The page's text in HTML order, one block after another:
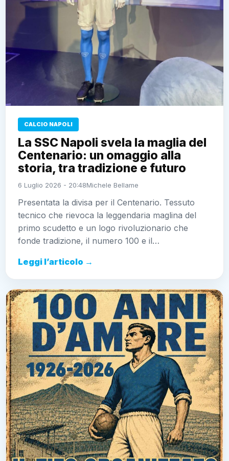
CALCIO NAPOLI
La SSC Napoli svela la maglia del
Centenario: un omaggio alla
storia, tra tradizione e futuro
6 Luglio 2026 - 20:48Michele Bellame
Presentata la divisa per il Centenario. Tessuto
tecnico che rievoca la leggendaria maglina del
primo scudetto e un logo rivoluzionario che
fonde tradizione, il numero 100 e il…
Leggi l’articolo →